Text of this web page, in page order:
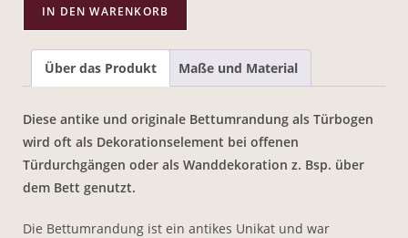
IN DEN WARENKORB
Über das Produkt Maße und Material
Diese antike und originale Bettumrandung als Türbogen
wird oft als Dekorationselement bei offenen
Türdurchgängen oder als Wanddekoration z. Bsp. über
dem Bett genutzt.
Die Bettumrandung ist ein antikes Unikat und war